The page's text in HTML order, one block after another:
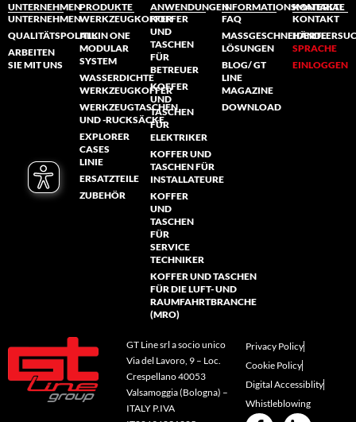
UNTERNEHMEN
UNTERNEHMEN
QUALITÄTSPOLITIK
ARBEITEN
SIE MIT UNS
PRODUKTE
WERKZEUGKOFFER
ALL IN ONE
MODULAR
SYSTEM
WASSERDICHTE
WERKZEUGKOFFER
WERKZEUGTASCHEN
UND -RUCKSÄCKE
EXPLORER
CASES
LINIE
ERSATZTEILE
ZUBEHÖR
ANWENDUNGEN
KOFFER
UND
TASCHEN
FÜR
BETREUER
KOFFER
UND
TASCHEN
FÜR
ELEKTRIKER
KOFFER UND
TASCHEN FÜR
INSTALLATEURE
KOFFER
UND
TASCHEN
FÜR
SERVICE
TECHNIKER
KOFFER UND TASCHEN
FÜR DIE LUFT- UND
RAUMFAHRTBRANCHE
(MRO)
INFORMATIONSMATERIAL
FAQ
MASSGESCHNEIDERTE L
ÖSUNGEN
BLOG/ GT
LINE
MAGAZINE
DOWNLOAD
KONTAKTE
KONTAKT
SPRACHE
EINLOGGEN
GT Line srl a socio unico
Via del Lavoro, 9 – Loc.
Crespellano 40053
Valsamoggia (Bologna) –
ITALY P.IVA
Privacy Policy
Cookie Policy
Digital Accessiblity
Whistleblowing